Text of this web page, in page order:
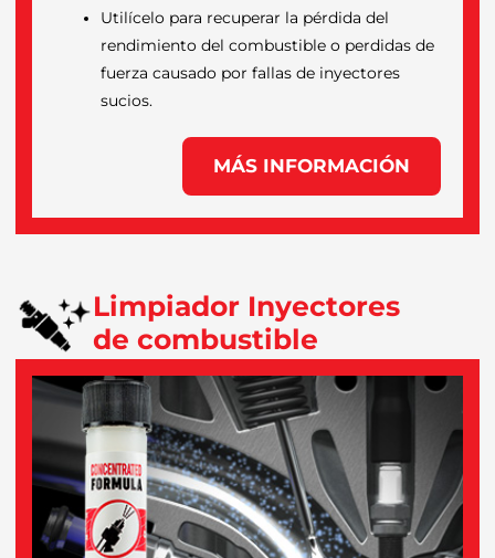
Utilícelo para recuperar la pérdida del
rendimiento del combustible o perdidas de
fuerza causado por fallas de inyectores
sucios.
MÁS INFORMACIÓN
Limpiador Inyectores
de combustible